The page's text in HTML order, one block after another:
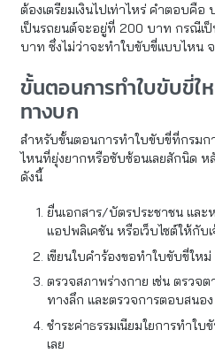
ต้องเตรียมเงินไปเท่าไหร่ คำตอบคื
เป็นรถยนต์จะอยู่ที่ 200 บาท กรณีเป็
บาท ซึ่งไม่ว่าจะทำใบขับขี่แบบไหน
ขั้นตอนการทำใบขับขี่ใ
ทางบก
สำหรับขั้นตอนการทำใบขับขี่ที่กรมก
ไหนที่ยุ่งยากหรือซับซ้อนเลยสักนิด
ดังนี้
ยื่นเอกสาร/บัตรประชาชน แล
แอปพลิเคชัน หรือเว็บไซต์ให้กับ
เขียนใบคำร้องขอทำใบขับขี่ใหม่
ตรวจสภาพร่างกาย เช่น ตรวจ
ทางลึก และตรวจการตอบสนอง
ชำระค่าธรรมเนียมใยการทำใ
เลย